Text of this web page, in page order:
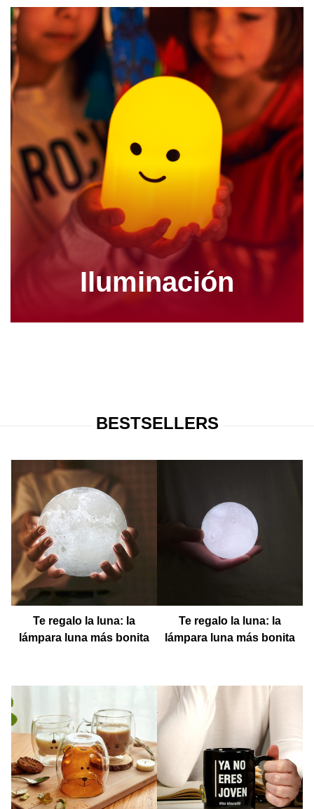
Iluminación
BESTSELLERS
Te regalo la luna: la
lámpara luna más bonita
Te regalo la luna: la
lámpara luna más bonita